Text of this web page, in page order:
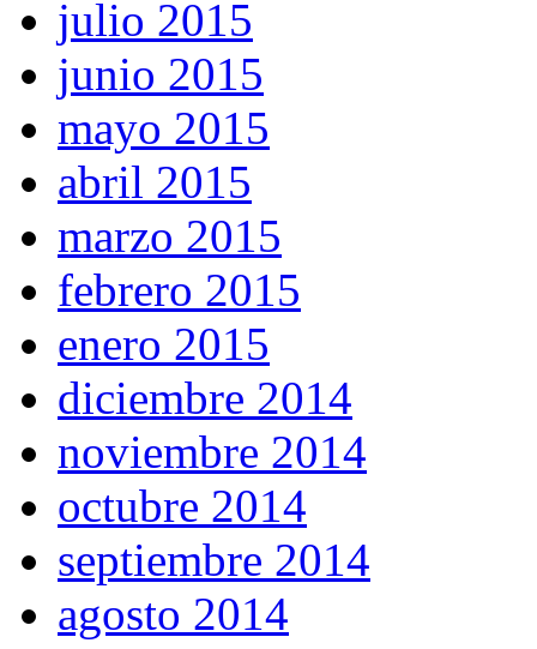
julio 2015
junio 2015
mayo 2015
abril 2015
marzo 2015
febrero 2015
enero 2015
diciembre 2014
noviembre 2014
octubre 2014
septiembre 2014
agosto 2014